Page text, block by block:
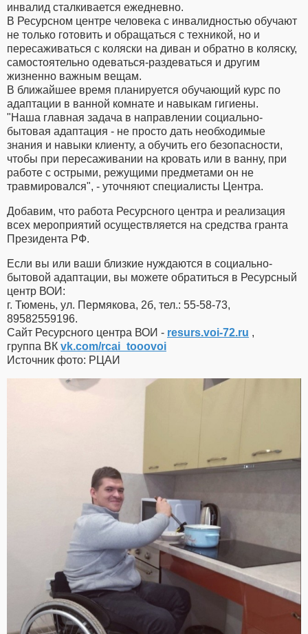
инвалид сталкивается ежедневно.
В Ресурсном центре человека с инвалидностью обучают
не только готовить и обращаться с техникой, но и
пересаживаться с коляски на диван и обратно в коляску,
самостоятельно одеваться-раздеваться и другим
жизненно важным вещам.
В ближайшее время планируется обучающий курс по
адаптации в ванной комнате и навыкам гигиены.
"Наша главная задача в направлении социально-
бытовая адаптация - не просто дать необходимые
знания и навыки клиенту, а обучить его безопасности,
чтобы при пересаживании на кровать или в ванну, при
работе с острыми, режущими предметами он не
травмировался", - уточняют специалисты Центра.
Добавим, что работа Ресурсного центра и реализация
всех мероприятий осуществляется на средства гранта
Президента РФ.
Если вы или ваши близкие нуждаются в социально-
бытовой адаптации, вы можете обратиться в Ресурсный
центр ВОИ:
г. Тюмень, ул. Пермякова, 2б, тел.: 55-58-73,
89582559196.
Сайт Ресурсного центра ВОИ - resurs.voi-72.ru ,
группа ВК vk.com/rcai_tooovoi
Источник фото: РЦАИ